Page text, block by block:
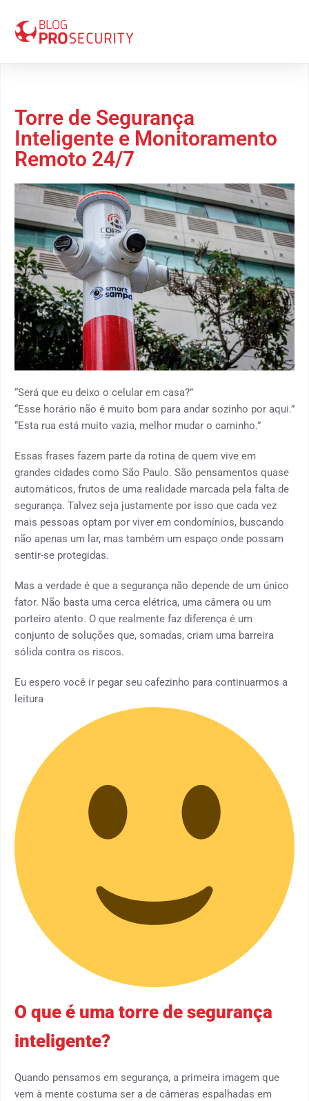
Torre de Segurança
Inteligente e Monitoramento
Remoto 24/7
“Será que eu deixo o celular em casa?”
“Esse horário não é muito bom para andar sozinho por aqui.”
“Esta rua está muito vazia, melhor mudar o caminho.”
Essas frases fazem parte da rotina de quem vive em
grandes cidades como São Paulo. São pensamentos quase
automáticos, frutos de uma realidade marcada pela falta de
segurança. Talvez seja justamente por isso que cada vez
mais pessoas optam por viver em condomínios, buscando
não apenas um lar, mas também um espaço onde possam
sentir-se protegidas.
Mas a verdade é que a segurança não depende de um único
fator. Não basta uma cerca elétrica, uma câmera ou um
porteiro atento. O que realmente faz diferença é um
conjunto de soluções que, somadas, criam uma barreira
sólida contra os riscos.
Eu espero você ir pegar seu cafezinho para continuarmos a
leitura
O que é uma torre de segurança
inteligente?
Quando pensamos em segurança, a primeira imagem que
vem à mente costuma ser a de câmeras espalhadas em